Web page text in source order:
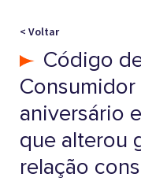
< Voltar
Código
aniversário
que alterou
relação